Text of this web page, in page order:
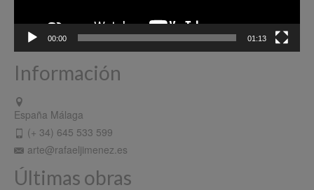
00:00 01:13
Información
España Málaga
(+ 34) 645 533 599
arte@rafaeljimenez.es
Últimas obras